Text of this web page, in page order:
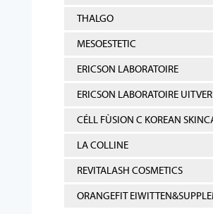
THALGO
MESOESTETIC
ERICSON LABORATOIRE
ERICSON LABORATOIRE
CÉLL FÙSION C KOREAN
LA COLLINE
REVITALASH COSMETICS
ORANGEFIT